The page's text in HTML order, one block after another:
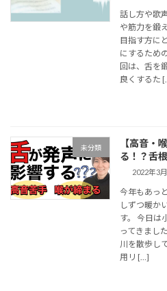
話し方や歌
や筋力を鍛
目指す方に
にするため
回は、舌を
良くするた
未分類
【高音・
る！？舌
2022年3
今年もあっ
しずつ暖か
す。 今日は
ってきまし
川を散歩し
用リ […]